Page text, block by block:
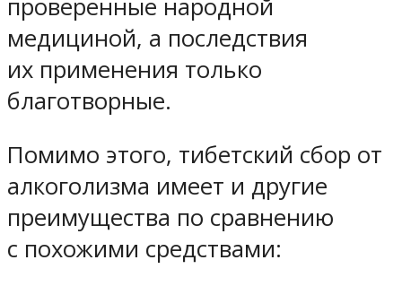
проверенные народной
медициной, а последствия
их применения только
благотворные.
Помимо этого, тибетский сбор от
алкоголизма имеет и другие
преимущества по сравнению
с похожими средствами: